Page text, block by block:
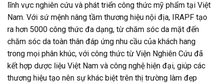
lĩnh vực nghiên cứu và phát triển công thức mỹ phẩm tại Việt
Nam. Với sứ mệnh nâng tầm thương hiệu nội địa, IRAPF tạo
ra hơn 5000 công thức đa dạng, từ chăm sóc da mặt đến
chăm sóc da toàn thân đáp ứng nhu cầu của khách hang
trong mọi phân khúc, với công thức từ Viện Nghiên Cứu đã
kết hợp dược liệu Việt Nam và công nghệ hiện đại, giúp các
thương hiệu tạo nên sự khác biệt trên thị trường làm đẹp